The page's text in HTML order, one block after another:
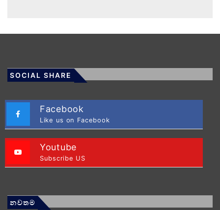
SOCIAL SHARE
Facebook
Like us on Facebook
Youtube
Subscribe US
නවතම